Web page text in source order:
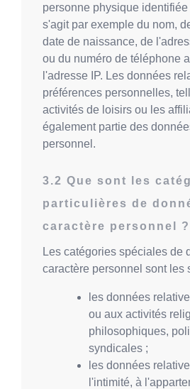
personne physique identifiée
s'agit par exemple du nom,
date de naissance, de
ou du numéro de téléphone
l'adresse IP. Les données
préférences personnelles,
activités de loisirs ou les
également partie des
personnel.
Que sont les
particulières de
caractère personnel ?
Les catégories spéciales de
caractère personnel sont les
les données
ou aux activités
philosophiques,
syndicales ;
les données
l'intimité, à